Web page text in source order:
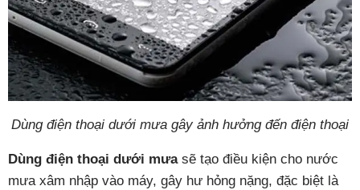
Dùng điện thoại dưới mưa gây ảnh hưởng đến điện thoại
Dùng điện thoại dưới mưasẽ tạo điều kiện cho nước
mưa xâm nhập vào máy, gây hư hỏng nặng, đặc biệt là